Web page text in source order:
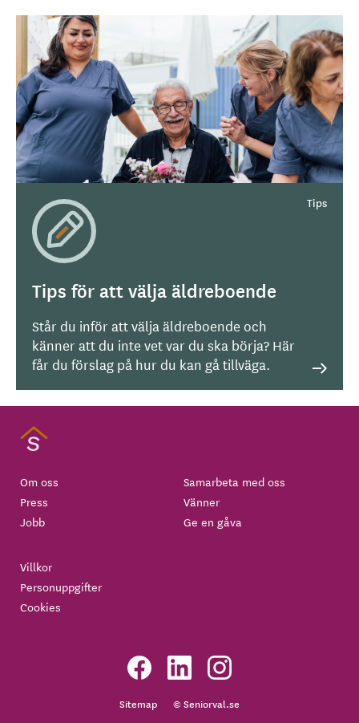
Tips för att välja äldreboende
Står du inför att välja äldreboende och
känner att du inte vet var du ska börja? Här
får du förslag på hur du kan gå tillväga.
Om oss
Press
Jobb
Samarbeta med oss
Vänner
Ge en gåva
Villkor
Personuppgifter
Cookies
Sitemap © Seniorval.se